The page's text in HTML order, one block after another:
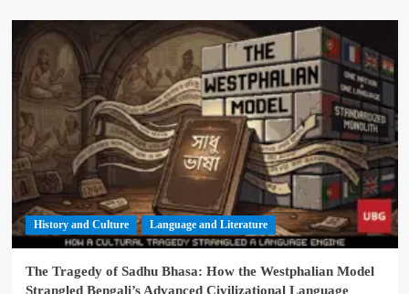
History and Culture Language and Literature
The Tragedy of Sadhu Bhasa: How the Westphalian Model
Strangled Bengali’s Advanced Civilizational Language